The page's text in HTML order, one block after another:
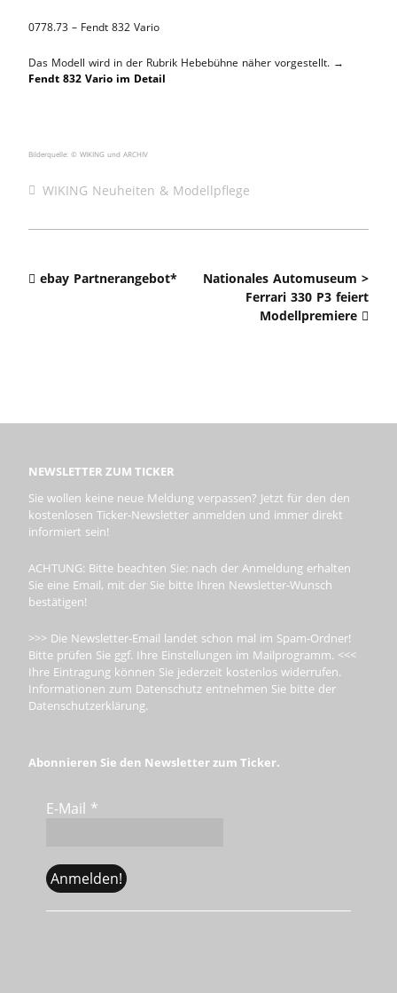
0778.73 – Fendt 832 Vario
Das Modell wird in der Rubrik Hebebühne näher vorgestellt. →
Fendt 832 Vario im Detail
Bilderquelle: © WIKING und ARCHIV
WIKING Neuheiten & Modellpflege
ebay Partnerangebot*
Nationales Automuseum >
Ferrari 330 P3 feiert
Modellpremiere
NEWSLETTER ZUM TICKER
Sie wollen keine neue Meldung verpassen? Jetzt für den den
kostenlosen Ticker-Newsletter anmelden und immer direkt
informiert sein!
ACHTUNG: Bitte beachten Sie: nach der Anmeldung erhalten
Sie eine Email, mit der Sie bitte Ihren Newsletter-Wunsch
bestätigen!
>>> Die Newsletter-Email landet schon mal im Spam-Ordner!
Bitte prüfen Sie ggf. Ihre Einstellungen im Mailprogramm. <<<
Ihre Eintragung können Sie jederzeit kostenlos widerrufen.
Informationen zum Datenschutz entnehmen Sie bitte der
Datenschutzerklärung.
Abonnieren Sie den Newsletter zum Ticker.
E-Mail *